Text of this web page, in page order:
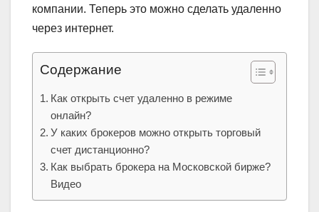
компании. Теперь это можно сделать удаленно
через интернет.
Содержание
Как открыть счет удаленно в режиме
онлайн?
У каких брокеров можно открыть торговый
счет дистанционно?
Как выбрать брокера на Московской бирже?
Видео